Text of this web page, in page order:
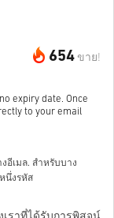
654 ขาย!
expiry date. Once
to your email
อีเมล. สำหรับบาง
นึ่งรหัส